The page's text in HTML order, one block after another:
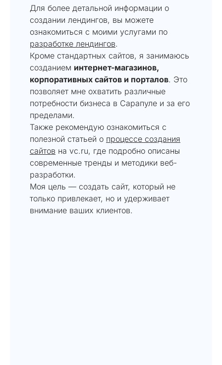
Для более детальной информации о
создании лендингов, вы можете
ознакомиться с моими услугами по
разработке лендингов.
Кроме стандартных сайтов, я занимаюсь
созданием интернет-магазинов,
корпоративных сайтов и порталов. Это
позволяет мне охватить различные
потребности бизнеса в Сарапуле и за его
пределами.
Также рекомендую ознакомиться с
полезной статьей о процессе создания
сайтов на vc.ru, где подробно описаны
современные тренды и методики веб-
разработки.
Моя цель — создать сайт, который не
только привлекает, но и удерживает
внимание ваших клиентов.